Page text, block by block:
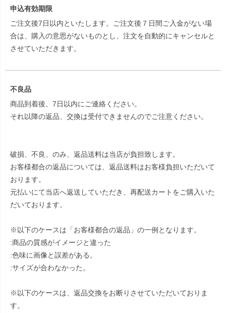
申込有効期限
ご注文後7日以内といたします。ご注文後７日間ご入金がない場
合は、購入の意思がないものとし、注文を自動的にキャンセルと
させていただきます。
不良品
商品到着後、7日以内にご連絡ください。
それ以降の返品、交換は受付できませんのでご注意ください。
破損、不良、のみ、返品送料は当店が負担致します。
お客様都合の返品については、返品送料はお客様負担いただいて
おります。
元払いにて当店へ返送していただき、再配送カートをご購入いた
だいております。
※以下のケースは「お客様都合の返品」の一例となります。
:商品の質感がイメージと違った
:色味に画像と誤差がある。
:サイズが合わなかった。
※以下のケースは、返品交換をお断りさせていただいておりま
す。